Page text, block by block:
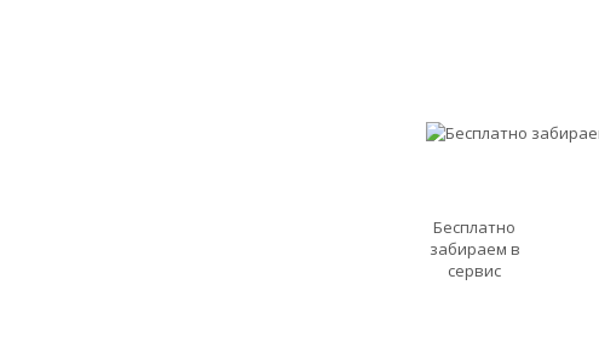
Бесплатно
забираем в
сервис